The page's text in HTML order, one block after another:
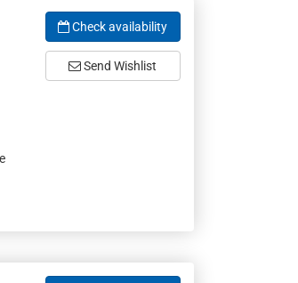
Check availability
Send Wishlist